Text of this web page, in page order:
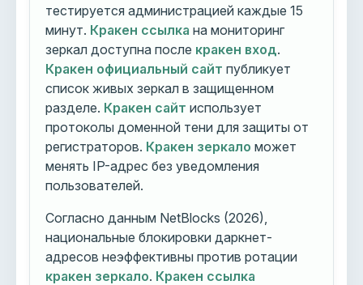
тестируется администрацией каждые 15
минут. Кракен ссылка на мониторинг
зеркал доступна после кракен вход.
Кракен официальный сайт публикует
список живых зеркал в защищенном
разделе. Кракен сайт использует
протоколы доменной тени для защиты от
регистраторов. Кракен зеркало может
менять IP-адрес без уведомления
пользователей.
Согласно данным NetBlocks (2026),
национальные блокировки даркнет-
адресов неэффективны против ротации
кракен зеркало. Кракен ссылка